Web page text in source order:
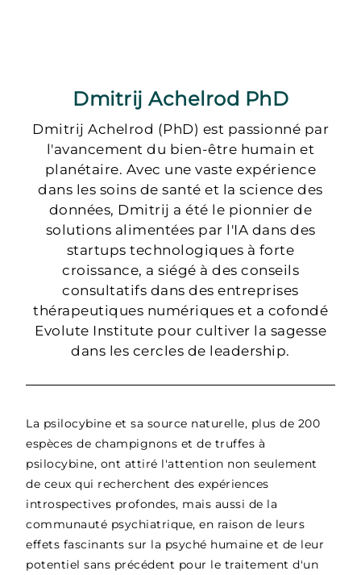
Dmitrij Achelrod PhD
Dmitrij Achelrod (PhD) est passionné par
l'avancement du bien-être humain et
planétaire. Avec une vaste expérience
dans les soins de santé et la science des
données, Dmitrij a été le pionnier de
solutions alimentées par l'IA dans des
startups technologiques à forte
croissance, a siégé à des conseils
consultatifs dans des entreprises
thérapeutiques numériques et a cofondé
Evolute Institute pour cultiver la sagesse
dans les cercles de leadership.
La psilocybine et sa source naturelle, plus de 200
espèces de champignons et de truffes à
psilocybine, ont attiré l'attention non seulement
de ceux qui recherchent des expériences
introspectives profondes, mais aussi de la
communauté psychiatrique, en raison de leurs
effets fascinants sur la psyché humaine et de leur
potentiel sans précédent pour le traitement d'un